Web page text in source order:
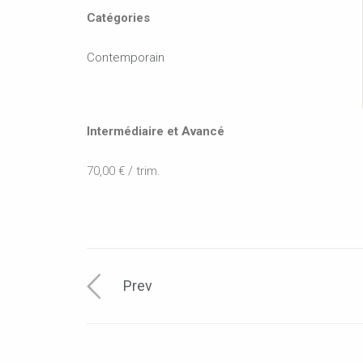
Catégories
Contemporain
Intermédiaire et Avancé
70,00 € / trim.
Prev